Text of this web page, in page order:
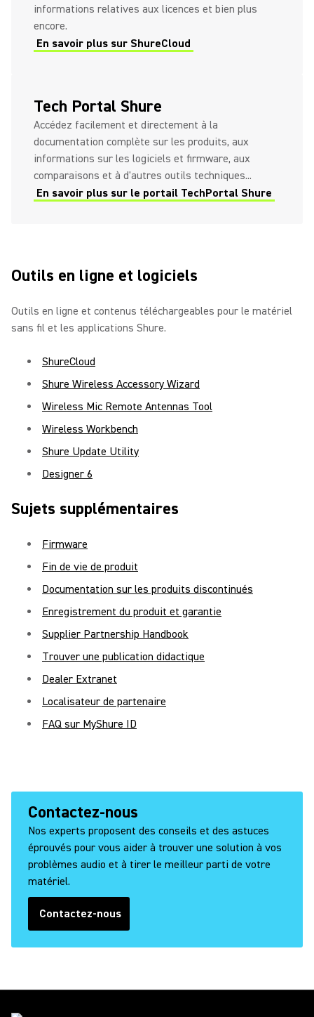
informations relatives aux licences et bien plus
encore.
En savoir plus sur ShureCloud
Tech Portal Shure
Accédez facilement et directement à la
documentation complète sur les produits, aux
informations sur les logiciels et firmware, aux
comparaisons et à d'autres outils techniques...
En savoir plus sur le portail TechPortal Shure
Outils en ligne et logiciels
Outils en ligne et contenus téléchargeables pour le matériel
sans fil et les applications Shure.
ShureCloud
Shure Wireless Accessory Wizard
Wireless Mic Remote Antennas Tool
Wireless Workbench
Shure Update Utility
Designer 6
Sujets supplémentaires
Firmware
Fin de vie de produit
Documentation sur les produits discontinués
Enregistrement du produit et garantie
Supplier Partnership Handbook
Trouver une publication didactique
Dealer Extranet
Localisateur de partenaire
FAQ sur MyShure ID
Contactez-nous
Nos experts proposent des conseils et des astuces
éprouvés pour vous aider à trouver une solution à vos
problèmes audio et à tirer le meilleur parti de votre
matériel.
Contactez-nous
(Opens in a new tab)